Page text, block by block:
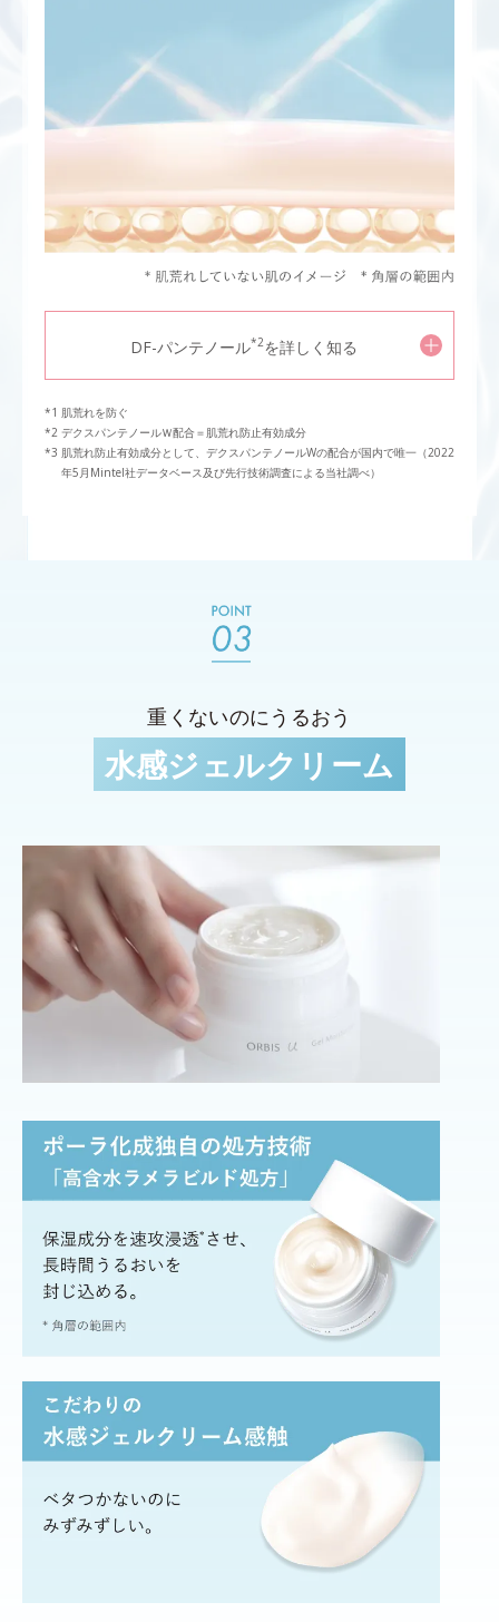
DF-パンテノール*2を詳しく知る
肌荒れを防ぐ
デクスパンテノールＷ配合＝肌荒れ防止有効成分
肌荒れ防止有効成分として、デクスパンテノールWの配合が国内で唯一（2022
年5月Mintel社データベース及び先行技術調査による当社調べ）
重くないのにうるおう
水感ジェルクリーム